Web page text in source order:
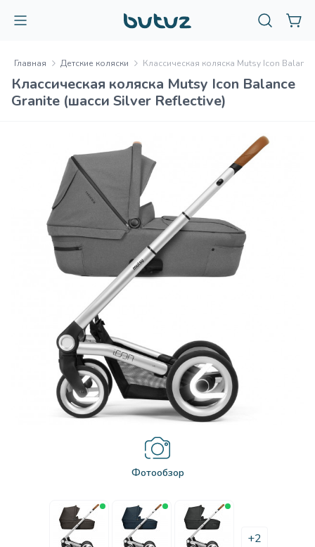
Главная Детские коляски Классическая коляска Mutsy Icon
Классическая коляска Mutsy Icon Balance
Granite (шасси Silver Reflective)
Фотообзор
+2